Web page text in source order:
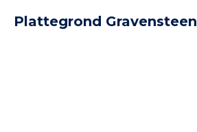
Plattegrond Gravensteen